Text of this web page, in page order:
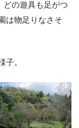
どの遊具も足がつ
は物足りなさそ
子。